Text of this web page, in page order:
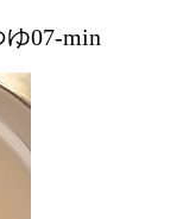
07-min